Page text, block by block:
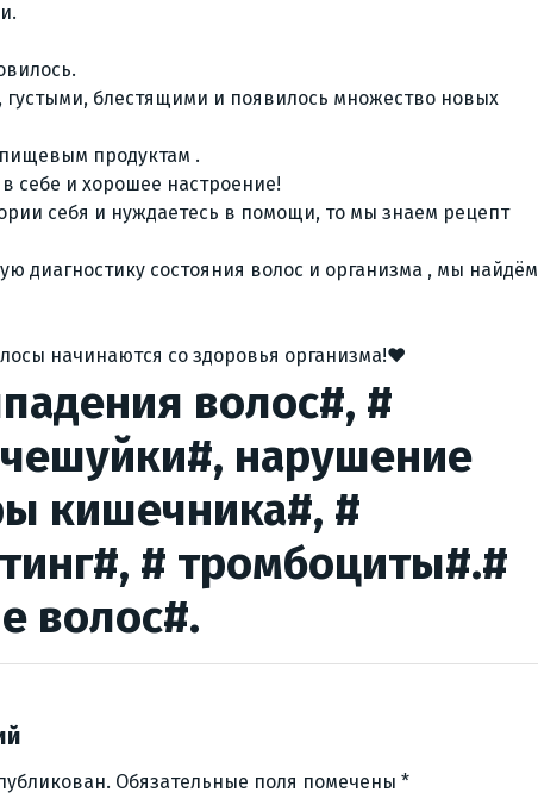
густыми, блестящими и появилось множество новых
продуктам .
себе и хорошее настроение!
себя и нуждаетесь в помощи, то мы знаем рецепт
диагностику состояния волос и организма , мы найдём
начинаются со здоровья организма!♥️
волос#, #
нарушение
кишечника#, #
# тромбоциты#.#
волос#.
Обязательные поля помечены *